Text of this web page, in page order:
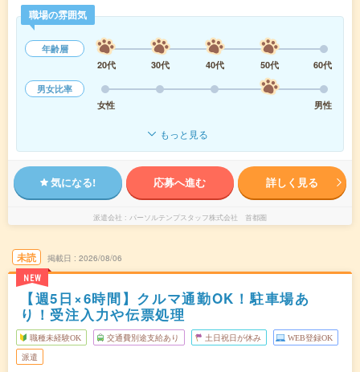
職場の雰囲気
年齢層
20代
30代 40代 50代
60代
男女比率
女性
男性
もっと見る
気になる! 応募へ進む 詳しく見る
派遣会社 パーソルテンプスタッフ株式会社 首都圏
未読
NEW
掲載日 2026/08/06
【週5日×6時間】クルマ通勤OK！駐車場あ
り！受注入力や伝票処理
職種未経験OK 交通費別途支給あり 土日祝日が休み WEB登録OK
派遣